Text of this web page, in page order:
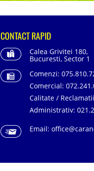
CONTACT RAPID
Calea Grivitei 180,
Bucuresti, Sector 1
Comenzi:
Comercial:
Calitate /
Administrativ:
Email: